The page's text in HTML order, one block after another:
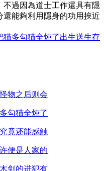
過因為道士工作還具有隱
能夠利用隱身的功用挨近
猫多勾猫全炖了出生送生存
物之后则会
勾猫全炖了
竟还能感触
便是人家的
剑的进犯有